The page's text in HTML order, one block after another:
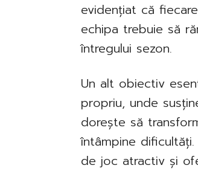
evidențiat că
echipa trebuie să
întregului sezon.
Un alt obiectiv
propriu, unde
dorește să
întâmpine
de joc atractiv și